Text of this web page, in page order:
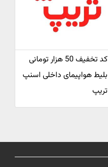
کد تخفیف 50 هزار تومانی
بلیط هواپیمای داخلی اسنپ
تریپ